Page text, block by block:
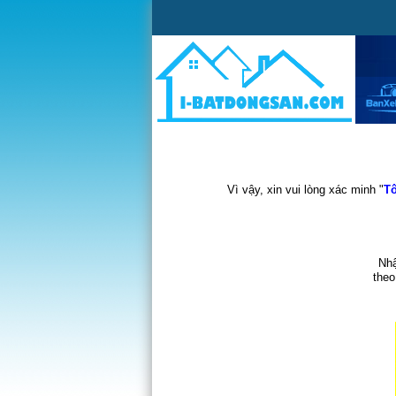
Vì vậy, xin vui lòng xác minh "